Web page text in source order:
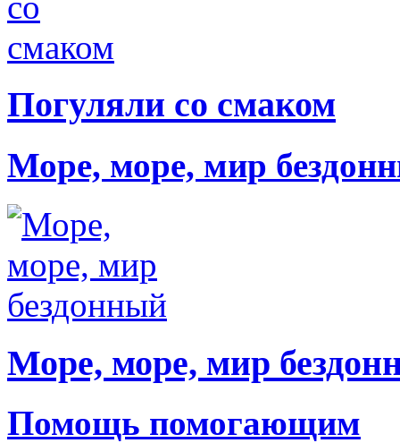
Погуляли со смаком
Море, море, мир
Море, море, мир
Помощь помогающим